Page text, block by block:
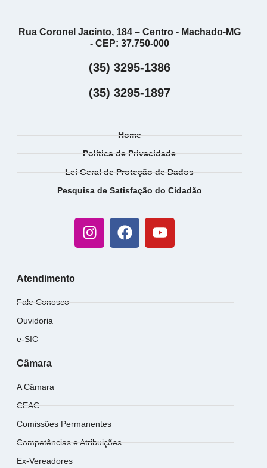
Rua Coronel Jacinto, 184 – Centro - Machado-MG
- CEP: 37.750-000
(35) 3295-1386
(35) 3295-1897
Home
Política de Privacidade
Lei Geral de Proteção de Dados
Pesquisa de Satisfação do Cidadão
Atendimento
Fale Conosco
Ouvidoria
e-SIC
Câmara
A Câmara
CEAC
Comissões Permanentes
Competências e Atribuições
Ex-Vereadores